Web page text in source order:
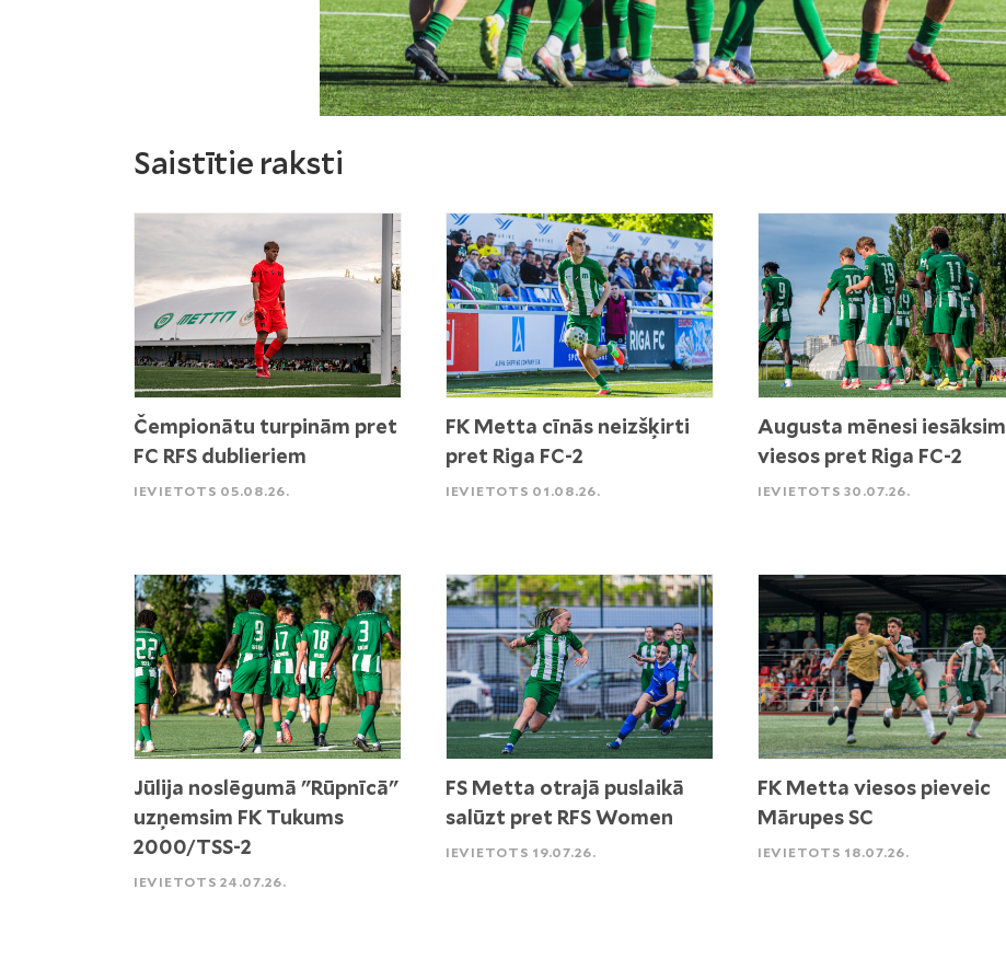
Saistītie raksti
Čempionātu turpinām pret
FC RFS dublieriem
IEVIETOTS 05.08.26.
FK Metta cīnās neizšķirti
pret Riga FC-2
IEVIETOTS 01.08.26.
Augusta mēnesi iesāksim
viesos pret Riga FC-2
IEVIETOTS 30.07.26.
Jūlija noslēgumā "Rūpnīcā"
uzņemsim FK Tukums
2000/TSS-2
IEVIETOTS 24.07.26.
FS Metta otrajā puslaikā
salūzt pret RFS Women
IEVIETOTS 19.07.26.
FK Metta viesos pieveic
Mārupes SC
IEVIETOTS 18.07.26.